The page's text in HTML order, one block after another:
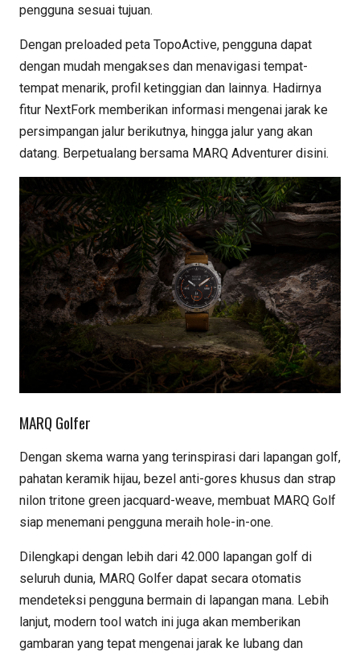
pengguna sesuai tujuan.
Dengan preloaded peta TopoActive, pengguna dapat
dengan mudah mengakses dan menavigasi tempat-
tempat menarik, profil ketinggian dan lainnya. Hadirnya
fitur NextFork memberikan informasi mengenai jarak ke
persimpangan jalur berikutnya, hingga jalur yang akan
datang. Berpetualang bersama MARQ Adventurer disini.
MARQ Golfer
Dengan skema warna yang terinspirasi dari lapangan golf,
pahatan keramik hijau, bezel anti-gores khusus dan strap
nilon tritone green jacquard-weave, membuat MARQ Golf
siap menemani pengguna meraih hole-in-one.
Dilengkapi dengan lebih dari 42.000 lapangan golf di
seluruh dunia, MARQ Golfer dapat secara otomatis
mendeteksi pengguna bermain di lapangan mana. Lebih
lanjut, modern tool watch ini juga akan memberikan
gambaran yang tepat mengenai jarak ke lubang dan